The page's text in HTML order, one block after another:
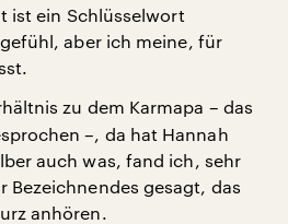
ist ein Schlüsselwort
aber ich meine, für
zu dem Karmapa – das
–, da hat Hannah
auch was, fand ich, sehr
Bezeichnendes gesagt, das
anhören.